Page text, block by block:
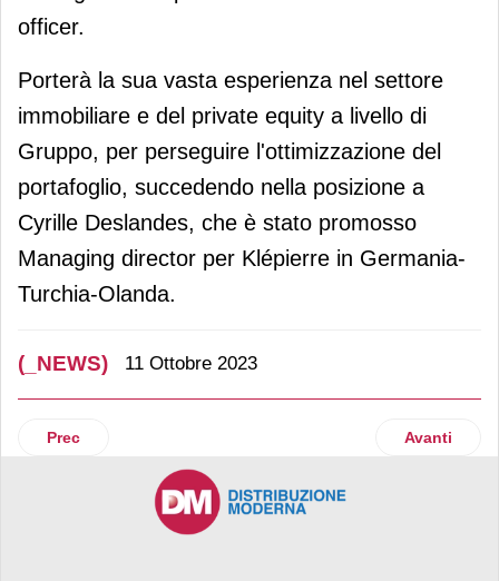
officer.
Porterà la sua vasta esperienza nel settore
immobiliare e del private equity a livello di
Gruppo, per perseguire l'ottimizzazione del
portafoglio, succedendo nella posizione a
Cyrille Deslandes, che è stato promosso
Managing director per Klépierre in Germania-
Turchia-Olanda.
(_NEWS) 11 Ottobre 2023
Articolo precedente: Attivate le prime infrastrutture di
Prec Articolo
Avanti